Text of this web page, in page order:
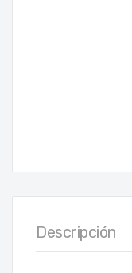
Descripción